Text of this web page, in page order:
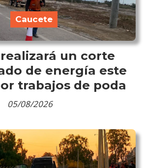
realizará un corte
de energía este
trabajos de poda
Caucete
05/08/2026